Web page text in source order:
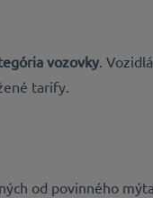
vozovky .
tarify.
od povinného